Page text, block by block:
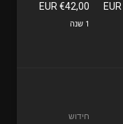
€42,00 EUR
1 שנה
חידוש